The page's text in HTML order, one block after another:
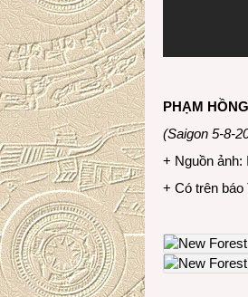
PHẠM
(Saigon 5-8-
+ Nguồn ảnh:
+ Có trên báo